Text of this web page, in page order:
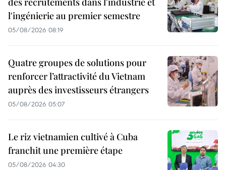
l'ingénierie au premier semestre
05/08/2026 08:19
Quatre groupes de solutions pour
renforcer l’attractivité du Vietnam
auprès des investisseurs étrangers
05/08/2026 05:07
Le riz vietnamien cultivé à Cuba
franchit une première étape
05/08/2026 04:30